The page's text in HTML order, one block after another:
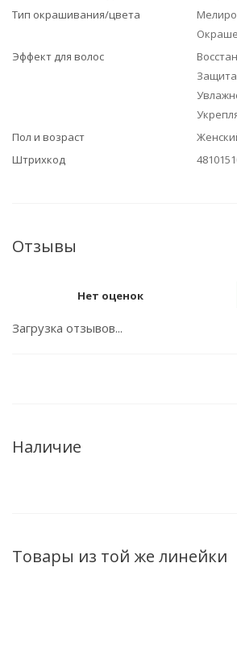
Тип окрашивания/цвета
Эффект для волос
Пол и возраст
Штрихкод
Отзывы
Нет оценок
Загрузка отзывов...
Наличие
Товары из той же линейки